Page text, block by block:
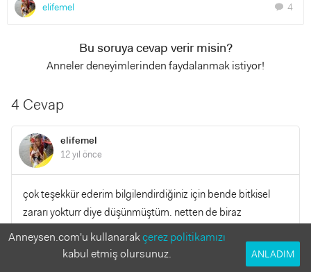
elifemel chat 4
Bu soruya cevap verir misin?
Anneler deneyimlerinden faydalanmak istiyor!
4 Cevap
elifemel
12 yıl önce
çok teşekkür ederim bilgilendirdiğiniz için bende bitkisel
zararı yokturr diye düşünmüştüm. netten de biraz
araştırdım bir daha vermem bitki çaylarını seviyor bende
faydalı olur diye düşünmüştüm ama yanılmışım...
Anneysen.com'u kullanarakçerez politikamızı
kabul etmiş olursunuz.
ANLADIM